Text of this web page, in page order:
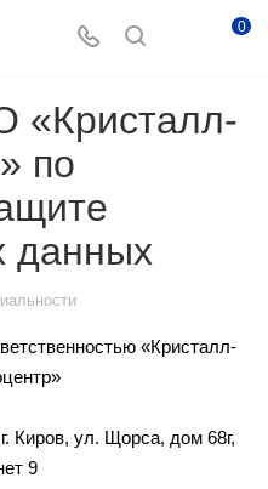
0
«Кристалл-
по
данных
«Кристалл-
Киров, ул. Щорса, дом 68г,
9